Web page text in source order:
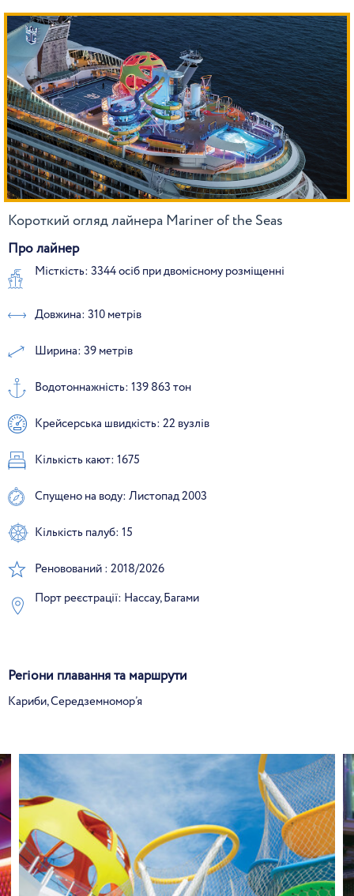
Короткий огляд лайнера Mariner of the Seas
Про лайнер
Місткість: 3344 осіб при двомісному розміщенні
Довжина: 310 метрів
Ширина: 39 метрів
Водотоннажність: 139 863 тон
Крейсерська швидкість: 22 вузлів
Кількість кают: 1675
Спущено на воду: Листопад 2003
Кількість палуб: 15
Реновований : 2018/2026
Порт реєстрації: Нассау, Багами
Регіони плавання та маршрути
Кариби, Середземномор’я